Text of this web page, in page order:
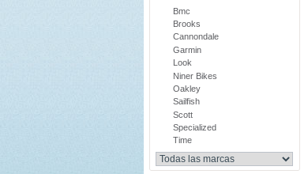
Bmc
Brooks
Cannondale
Garmin
Look
Niner Bikes
Oakley
Sailfish
Scott
Specialized
Time